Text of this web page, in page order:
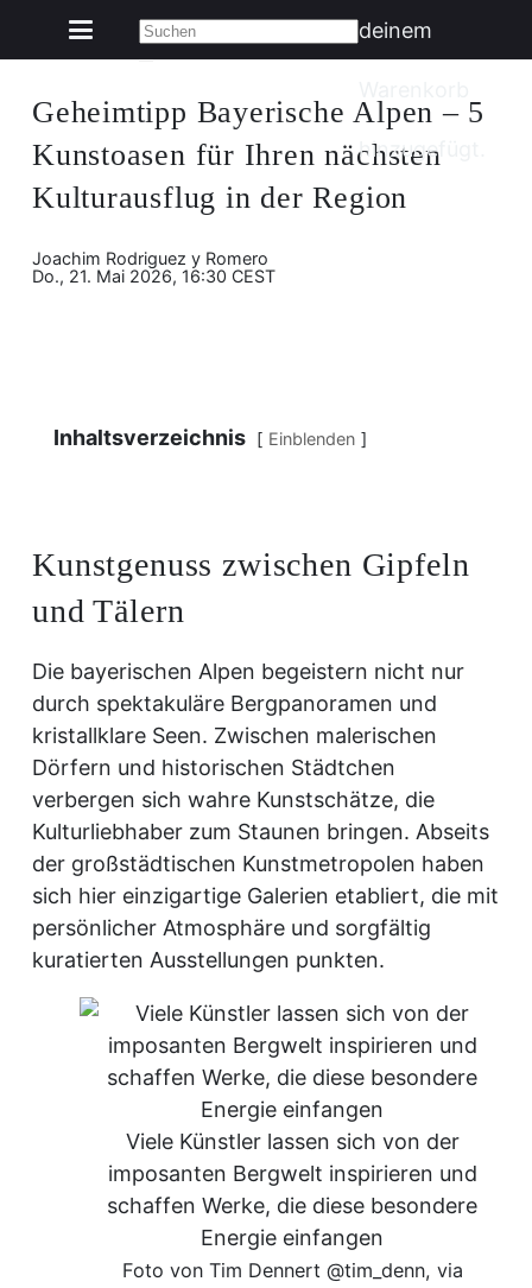
deinem
hinzugefügt.
Geheimtipp Bayerische Alpen – 5
Kunstoasen für Ihren nächsten
Kulturausflug in der Region
Joachim Rodriguez y Romero
Do., 21. Mai 2026, 16:30 CEST
Inhaltsverzeichnis Einblenden
Kunstgenuss zwischen Gipfeln
und Tälern
Die bayerischen Alpen begeistern nicht nur
durch spektakuläre Bergpanoramen und
kristallklare Seen. Zwischen malerischen
Dörfern und historischen Städtchen
verbergen sich wahre Kunstschätze, die
Kulturliebhaber zum Staunen bringen. Abseits
der großstädtischen Kunstmetropolen haben
sich hier einzigartige Galerien etabliert, die mit
persönlicher Atmosphäre und sorgfältig
kuratierten Ausstellungen punkten.
Viele Künstler lassen sich von der
imposanten Bergwelt inspirieren und
schaffen Werke, die diese besondere
Energie einfangen
Foto von Tim Dennert @tim_denn, via